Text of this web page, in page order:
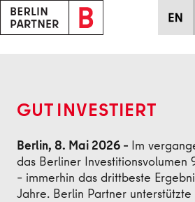
Zum Hauptinhalt springen
GUT INVESTIERT
Berlin, 8. Mai 2026 – Im
das Berliner Investitionsvolumen
– immerhin das drittbeste
Jahre. Berlin Partner